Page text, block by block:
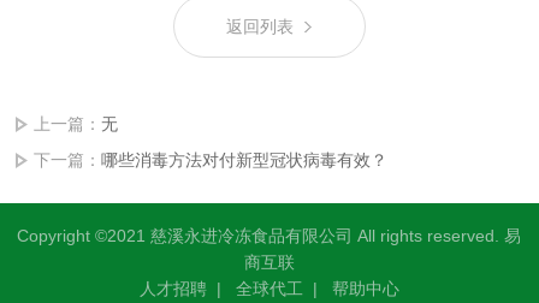
返回列表
上一篇：无
下一篇：哪些消毒方法对付新型冠状病毒有效？
Copyright ©2021 慈溪永进冷冻食品有限公司 All rights reserved.易
商互联
人才招聘| 全球代工 | 帮助中心